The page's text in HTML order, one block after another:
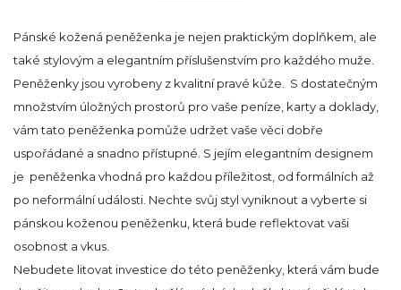
Pánské kožená peněženka je nejen praktickým doplňkem, ale
také stylovým a elegantním příslušenstvím pro každého muže.
Peněženky jsou vyrobeny z kvalitní pravé kůže. S dostatečným
množstvím úložných prostorů pro vaše peníze, karty a doklady,
vám tato peněženka pomůže udržet vaše věci dobře
uspořádané a snadno přístupné. S jejím elegantním designem
je peněženka vhodná pro každou příležitost, od formálních až
po neformální události. Nechte svůj styl vyniknout a vyberte si
pánskou koženou peněženku, která bude reflektovat vaši
osobnost a vkus.
Nebudete litovat investice do této peněženky, která vám bude